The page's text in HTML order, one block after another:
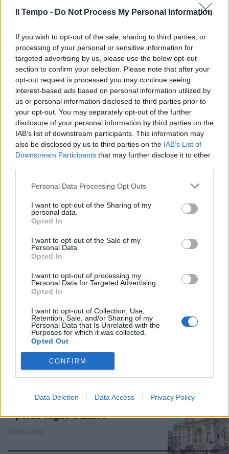
Il Tempo - Do Not Process My Personal Information
If you wish to opt-out of the sale, sharing to third parties, or
processing of your personal or sensitive information for
targeted advertising by us, please use the below opt-out
section to confirm your selection. Please note that after your
opt-out request is processed you may continue seeing
interest-based ads based on personal information utilized by
us or personal information disclosed to third parties prior to
your opt-out. You may separately opt-out of the further
disclosure of your personal information by third parties on the
IAB’s list of downstream participants. This information may
also be disclosed by us to third parties on the IAB’s List of
Downstream Participants that may further disclose it to other
Personal Data Processing Opt Outs
I want to opt-out of the Sharing of my
personal data.
Opted In
I want to opt-out of the Sale of my
Personal Data.
Opted In
I want to opt-out of processing my
Personal Data for Targeted Advertising.
Opted In
I want to opt-out of Collection, Use,
Retention, Sale, and/or Sharing of my
Personal Data that Is Unrelated with the
Purposes for which it was collected.
Opted Out
CONFIRM
Data Deletion Data Access Privacy Policy
22/12/2013
Ubriaco, si tuffa nella fontana
dei Quattro Fiumi
13/01/2013
Di Rocco premia Zanardi e
Fontana
16/12/2012
CAMPIDOGLIO Marforio si svela
ai Musei Capitolini 6 «Per i
visitatori dei Musei Capitolini,
biglietto è compresa la visita
guidata al cantiere e alle
attività di restauro della
fontana e di Marforio.
09/12/2012
Effetto gelo-disgelo Fontana di
Trevi perde foglie d'alloro
perde foglie d'alloro
17/06/2012